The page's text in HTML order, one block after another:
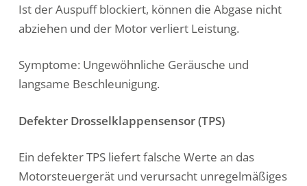
Ist der Auspuff blockiert, können die Abgase nicht
abziehen und der Motor verliert Leistung.
Symptome: Ungewöhnliche Geräusche und
langsame Beschleunigung.
Defekter Drosselklappensensor (TPS)
Ein defekter TPS liefert falsche Werte an das
Motorsteuergerät und verursacht unregelmäßiges